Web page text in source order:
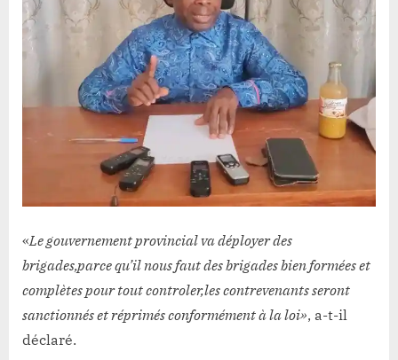
«Le gouvernement provincial va déployer des
brigades,parce qu’il nous faut des brigades bien formées et
complètes pour tout controler,les contrevenants seront
sanctionnés et réprimés conformément à la loi», a-t-il
déclaré.